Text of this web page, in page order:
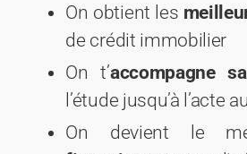
On obtient les
de crédit immobilier
On t’accompagne
l’étude jusqu’à l’acte
On devient le